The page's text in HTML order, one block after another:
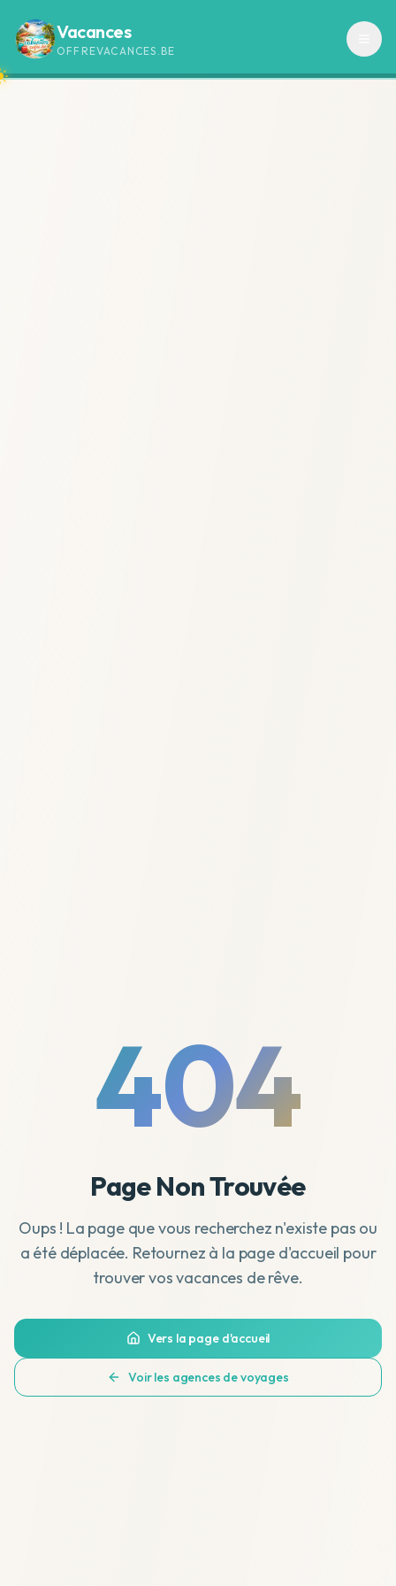
Vacances
OFFREVACANCES.BE
404
Page Non Trouvée
Oups ! La page que vous recherchez n'existe pas ou
a été déplacée. Retournez à la page d'accueil pour
trouver vos vacances de rêve.
Vers la page d'accueil
Voir les agences de voyages